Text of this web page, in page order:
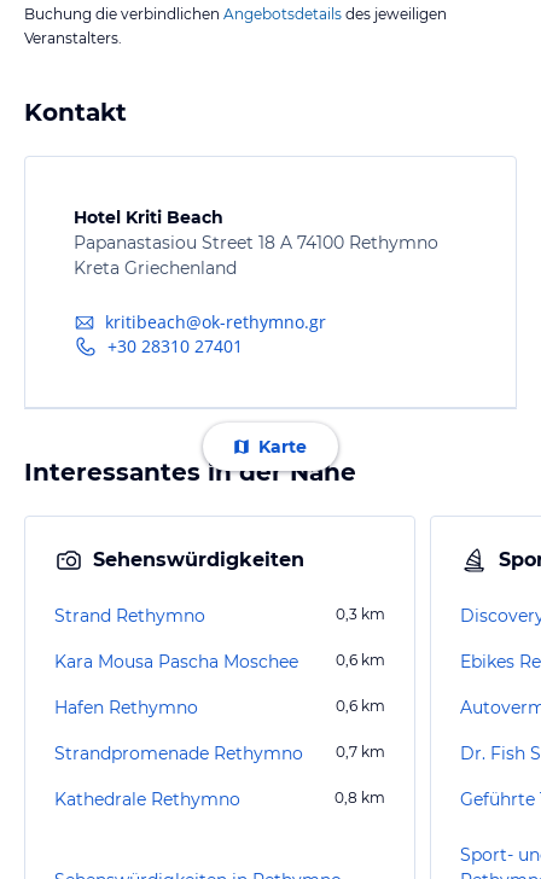
Buchung die verbindlichen Angebotsdetails des jeweiligen
Veranstalters.
Kontakt
Hotel Kriti Beach
Papanastasiou Street 18 A 74100 Rethymno
Kreta Griechenland
kritibeach@ok-rethymno.gr
+30 28310 27401
Karte
Interessantes in der Nähe
Sehenswürdigkeiten
Strand Rethymno 0,3 km
Kara Mousa Pascha Moschee 0,6 km
Hafen Rethymno 0,6 km
Strandpromenade Rethymno 0,7 km
Kathedrale Rethymno 0,8 km
Ebikes
Dr. Fish
Geführte
Sport-